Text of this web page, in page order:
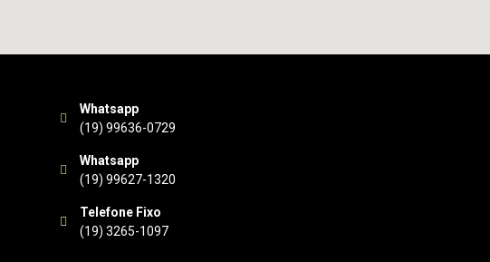
Whatsapp
(19) 99636-0729
Whatsapp
(19) 99627-1320
Telefone Fixo
(19) 3265-1097